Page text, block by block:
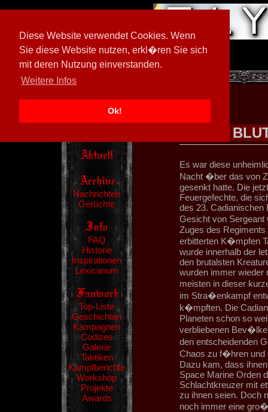
Diese Website verwendet Cookies. Wenn
Sie diese Website nutzen, erkl�ren Sie sich
mit deren Nutzung einverstanden.
Weitere Infos
Ok!
[ 597026/M3]
Nachrichten
Gerüchte
FAQ
Historie
Inspirationen
Lexicanum
Top-Liste
Geschichten
Kampagnen
Codizes
Galerie
Taktiken
Kampfberichte
Workshop
Projekte
Awards
Es war diese
Nacht �ber das von
gesenkt hatte. Die
Feuergefechte, die
des 23. Cadianischen
Gesicht von
Zuges des
erbitterten K�mpfen
wurde innerhalb der
den brutalsten
wurden immer wieder
meisten in dieser
im Stra�enkampf
k�mpften. Die
Planeten schon so
verbliebenen
den entscheidenden
Chaos zu f�hren und
Dazu kam, dass
Space Marine Orden
Schlachtkreuzer mit
zu ihnen seien. Doch
noch immer eine